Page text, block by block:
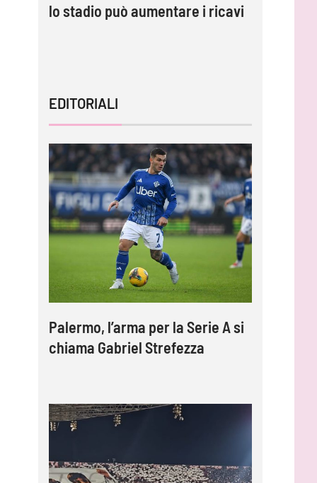
lo stadio può aumentare i ricavi
EDITORIALI
Palermo, l’arma per la Serie A si
chiama Gabriel Strefezza